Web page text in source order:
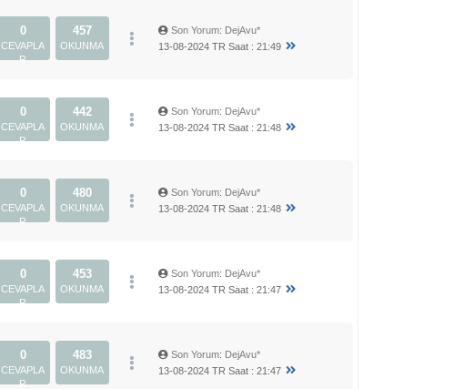
0
CEVAPLA
R
457
OKUNMA
Son Yorum: DejAvu*
13-08-2024 TR Saat : 21:49
0
CEVAPLA
R
442
OKUNMA
Son Yorum: DejAvu*
13-08-2024 TR Saat : 21:48
0
CEVAPLA
R
480
OKUNMA
Son Yorum: DejAvu*
13-08-2024 TR Saat : 21:48
0
CEVAPLA
R
453
OKUNMA
Son Yorum: DejAvu*
13-08-2024 TR Saat : 21:47
0
CEVAPLA
R
483
OKUNMA
Son Yorum: DejAvu*
13-08-2024 TR Saat : 21:47